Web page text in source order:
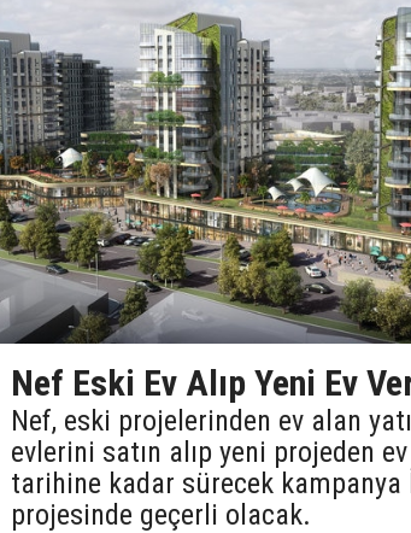
Nef Eski Ev Alıp Yeni Ev
Nef, eski projelerinden ev alan
evlerini satın alıp yeni projeden
tarihine kadar sürecek
projesinde geçerli olacak.